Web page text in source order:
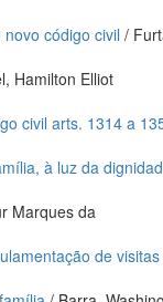
código civil /
Hamilton Elliot
civil arts. 1314 a
à luz da
Marques da
de visitas